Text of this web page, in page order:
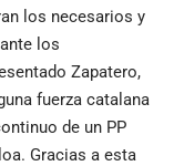
los necesarios y
los
Zapatero,
fuerza catalana
de un PP
Gracias a esta